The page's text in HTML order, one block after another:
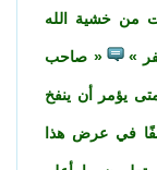
من خشية الله
صاحب
يؤمر أن ينفخ
في عرض هذا